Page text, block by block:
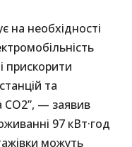
на необхідності
прискорити
та
CO2”, — заявив
97 кВт·год
можуть